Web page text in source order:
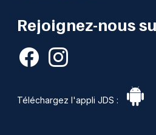
Rejoignez-nous
Téléchargez l'appli JDS :